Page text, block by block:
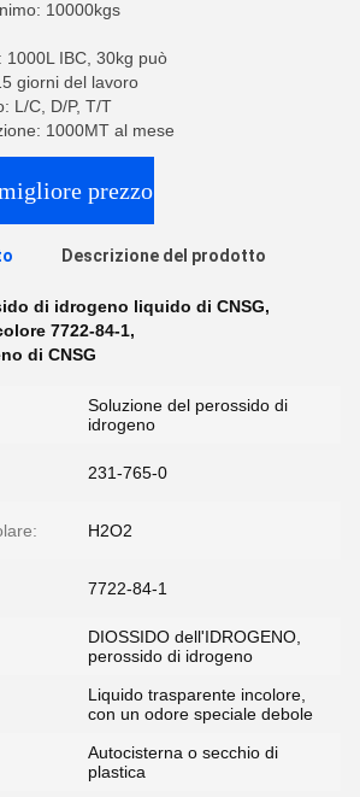
10000kgs
1000L IBC, 30kg può
giorni del lavoro
L/C, D/P, T/T
1000MT al mese
prezzo
Descrizione del prodotto
di idrogeno liquido di CNSG,
7722-84-1,
di CNSG
Soluzione del perossido di
idrogeno
231-765-0
H2O2
7722-84-1
DIOSSIDO dell'IDROGENO,
perossido di idrogeno
Liquido trasparente incolore,
con un odore speciale debole
Autocisterna o secchio di
plastica